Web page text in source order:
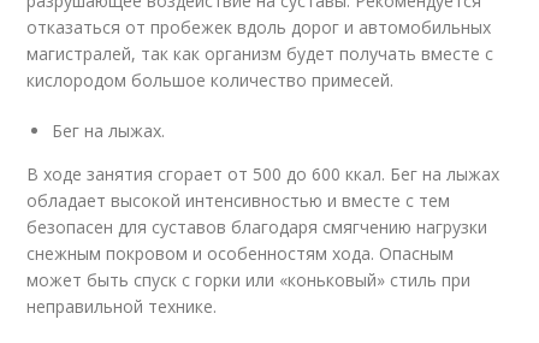
отказаться от пробежек вдоль дорог и автомобильных
магистралей, так как организм будет получать вместе с
кислородом большое количество примесей.
Бег на лыжах.
В ходе занятия сгорает от 500 до 600 ккал. Бег на лыжах
обладает высокой интенсивностью и вместе с тем
безопасен для суставов благодаря смягчению нагрузки
снежным покровом и особенностям хода. Опасным
может быть спуск с горки или «коньковый» стиль при
неправильной технике.